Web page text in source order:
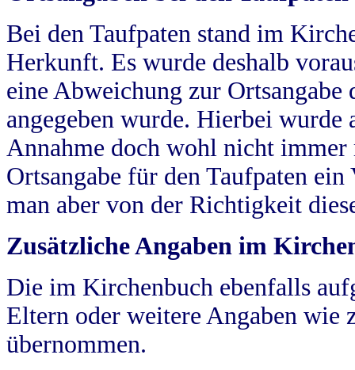
Bei den Taufpaten stand im
Herkunft. Es wurde deshalb
eine Abweichung zur
angegeben wurde. Hierbei wurde
Annahme doch wohl nicht
Ortsangabe für den Taufpaten
man aber von der Richtigkeit
Zusätzliche Angaben im
Die im Kirchenbuch ebenfalls
Eltern oder weitere Angaben wie
übernommen.